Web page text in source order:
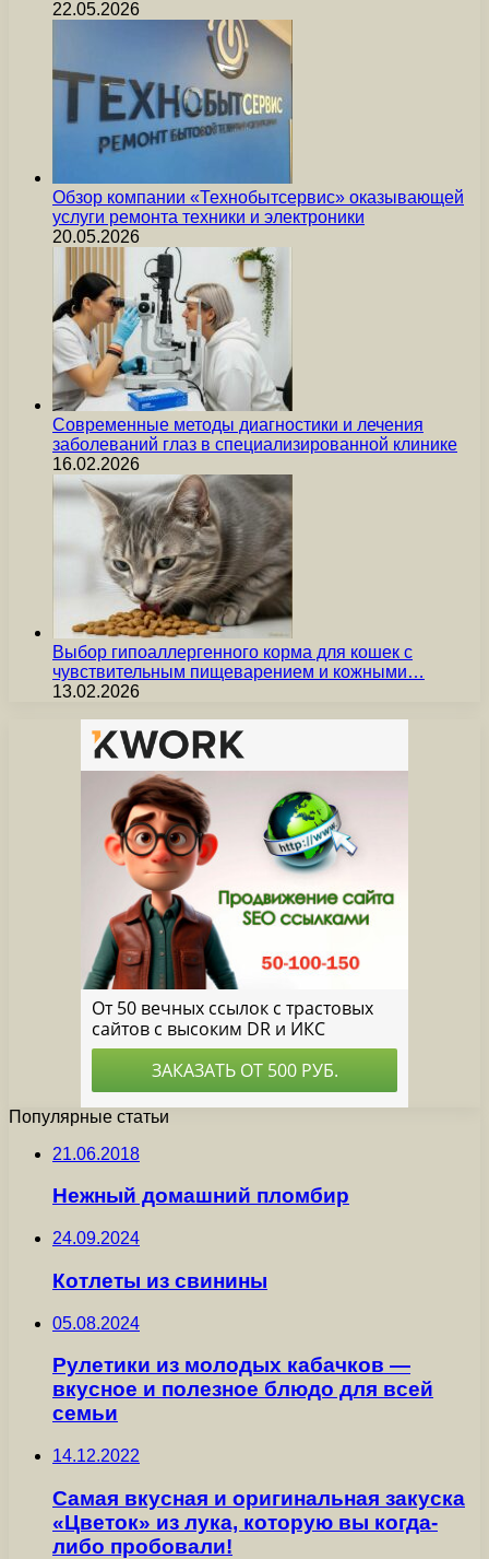
22.05.2026
Обзор компании «Технобытсервис» оказывающей
услуги ремонта техники и электроники
20.05.2026
Современные методы диагностики и лечения
заболеваний глаз в специализированной клинике
16.02.2026
Выбор гипоаллергенного корма для кошек с
чувствительным пищеварением и кожными…
13.02.2026
Популярные статьи
21.06.2018
Нежный домашний пломбир
24.09.2024
Котлеты из свинины
05.08.2024
Рулетики из молодых кабачков —
вкусное и полезное блюдо для всей
семьи
14.12.2022
Самая вкусная и оригинальная закуска
«Цветок» из лука, которую вы когда-
либо пробовали!